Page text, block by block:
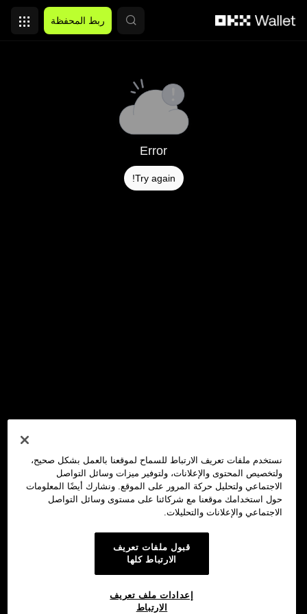
ربط المحفظة
Error
Try again!
نستخدم ملفات تعريف الارتباط للسماح لموقعنا بالعمل بشكل صحيح،
ولتخصيص المحتوى والإعلانات، ولتوفير ميزات وسائل التواصل
الاجتماعي ولتحليل حركة المرور على الموقع. ونشارك أيضًا المعلومات
حول استخدامك موقعنا مع شركائنا على مستوى وسائل التواصل
الاجتماعي والإعلانات والتحليلات.
قبول ملفات تعريف
الارتباط كلها
إعدادات ملف تعريف
الارتباط